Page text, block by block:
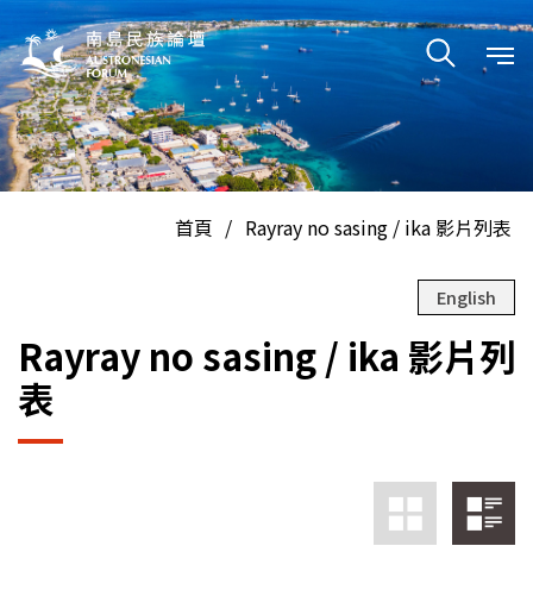
En 中
首頁 / Rayray no sasing / ika 影片列表
English
Rayray no sasing / ika 影片列
表